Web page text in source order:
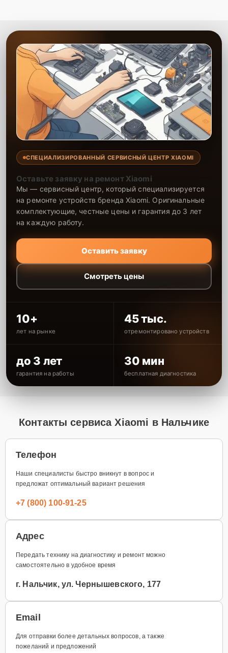
СПЕЦИАЛИЗИРОВАННЫЙ СЕРВИСНЫЙ ЦЕНТР XIAOMI
Оставьте заявку на ремонт Xiaomi
Мы — сервисный центр, который специализируется
на ремонте устройств бренда Xiaomi. Оригинальные
комплектующие, честные цены и гарантия до 3 лет
на каждую работу.
Оставить заявку
Смотреть цены
10+
лет на рынке
45 тыс.
отремонтировано устройств
до 3 лет
гарантия на работы
30 мин
бесплатная диагностика
Контакты сервиса Xiaomi в Нальчике
Телефон
Наши специалисты быстро вникнут в вопрос и
предложат оптимальный вариант решения
+7 (800) 100-91-25
Адрес
Передать технику на диагностику и ремонт можно
самостоятельно в удобное время
г. Нальчик, ул. Чернышевского, 177
Email
Для отправки более детальных вопросов, а также
пожеланий и предложений